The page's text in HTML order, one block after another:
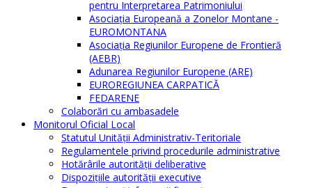
pentru Interpretarea Patrimoniului
Asociația Europeană a Zonelor Montane -
EUROMONTANA
Asociația Regiunilor Europene de Frontieră
(AEBR)
Adunarea Regiunilor Europene (ARE)
EUROREGIUNEA CARPATICĂ
FEDARENE
Colaborări cu ambasadele
Monitorul Oficial Local
Statutul Unităţii Administrativ-Teritoriale
Regulamentele privind procedurile administrative
Hotărârile autorităţii deliberative
Dispoziţiile autorităţii executive